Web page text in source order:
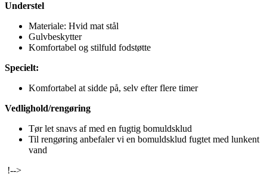
Understel
Materiale: Hvid mat stål
Gulvbeskytter
Komfortabel og stilfuld fodstøtte
Specielt:
Komfortabel at sidde på, selv efter flere timer
Vedlighold/rengøring
Tør let snavs af med en fugtig bomuldsklud
Til rengøring anbefaler vi en bomuldsklud fugtet med lunkent
vand
!-->